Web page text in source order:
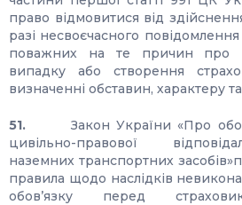
право відмовитися від
разі несвоєчасного
поважних на те причин про
випадку або створення
визначенні обставин, характеру
51. Закон України «Про
цивільно-правової
наземних транспортних
правила щодо наслідків
обов’язку перед